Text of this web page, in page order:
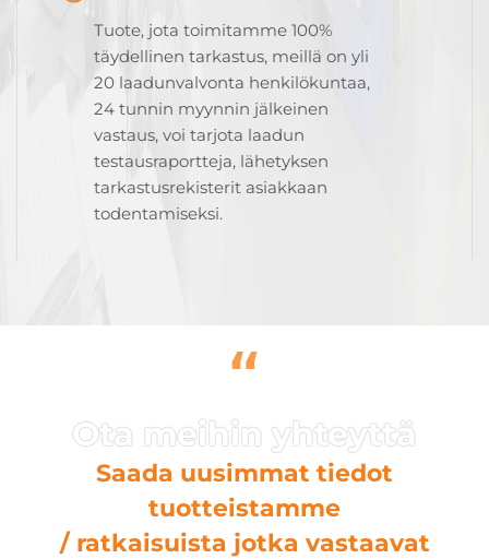
Tuote, jota toimitamme 100%
täydellinen tarkastus, meillä on yli
20 laadunvalvonta henkilökuntaa,
24 tunnin myynnin jälkeinen
vastaus, voi tarjota laadun
testausraportteja, lähetyksen
tarkastusrekisterit asiakkaan
todentamiseksi.
“
Saada uusimmat tiedot
tuotteistamme
/ ratkaisuista jotka vastaavat